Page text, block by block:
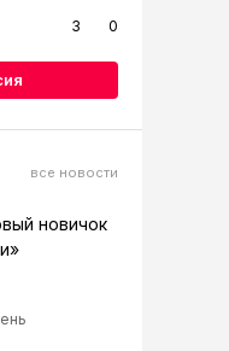
3 0
все новости
новичок